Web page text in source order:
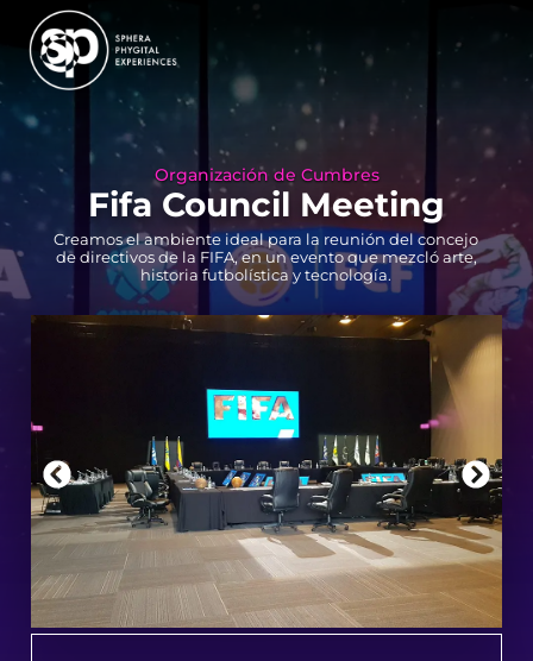
Organización de Cumbres
Fifa Council Meeting
Creamos el ambiente ideal para la reunión del concejo
de directivos de la FIFA, en un evento que mezcló arte,
historia futbolística y tecnología.